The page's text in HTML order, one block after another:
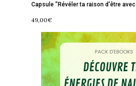
Capsule "Révéler ta raison d'être
49,00€